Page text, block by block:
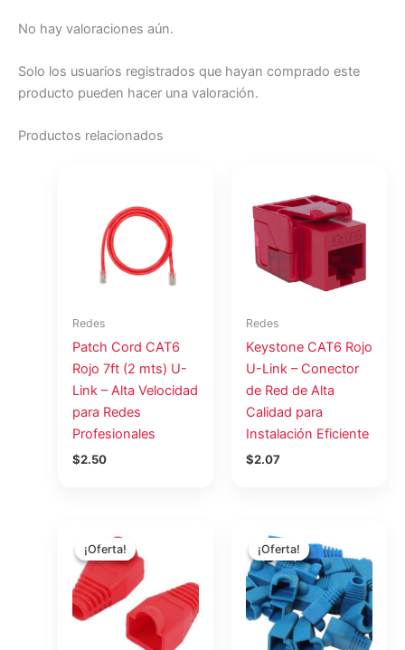
No hay valoraciones aún.
Solo los usuarios registrados que hayan comprado este
producto pueden hacer una valoración.
Productos relacionados
Redes
Patch Cord CAT6
Rojo 7ft (2 mts) U-
Link – Alta Velocidad
para Redes
Profesionales
$2.50
Redes
Keystone CAT6 Rojo
U-Link – Conector
de Red de Alta
Calidad para
Instalación Eficiente
$2.07
¡Oferta!
¡Oferta!precio
original
$26.25. $21.45.
¡Oferta!
¡Oferta!precio
original
era:
$26.25.
actual
es:
$21.45.